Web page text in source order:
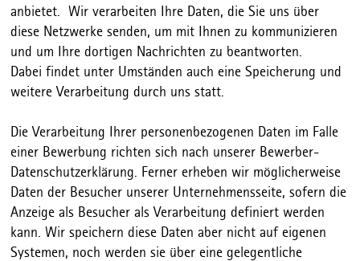
anbietet. Wir verarbeiten Ihre Daten, die Sie uns über
diese Netzwerke senden, um mit Ihnen zu kommunizieren
und um Ihre dortigen Nachrichten zu beantworten.
Dabei findet unter Umständen auch eine Speicherung und
weitere Verarbeitung durch uns statt.
Die Verarbeitung Ihrer personenbezogenen Daten im Falle
einer Bewerbung richten sich nach unserer Bewerber-
Datenschutzerklärung. Ferner erheben wir möglicherweise
Daten der Besucher unserer Unternehmensseite, sofern die
Anzeige als Besucher als Verarbeitung definiert werden
kann. Wir speichern diese Daten aber nicht auf eigenen
Systemen, noch werden sie über eine gelegentliche